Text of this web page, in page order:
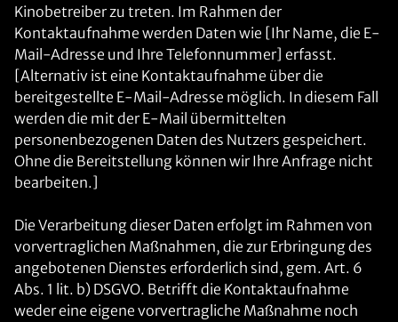
Kinobetreiber zu treten. Im Rahmen der
Kontaktaufnahme werden Daten wie [Ihr Name, die E-
Mail-Adresse und Ihre Telefonnummer] erfasst.
[Alternativ ist eine Kontaktaufnahme über die
bereitgestellte E-Mail-Adresse möglich. In diesem Fall
werden die mit der E-Mail übermittelten
personenbezogenen Daten des Nutzers gespeichert.
Ohne die Bereitstellung können wir Ihre Anfrage nicht
bearbeiten.]
Die Verarbeitung dieser Daten erfolgt im Rahmen von
vorvertraglichen Maßnahmen, die zur Erbringung des
angebotenen Dienstes erforderlich sind, gem. Art. 6
Abs. 1 lit. b) DSGVO. Betrifft die Kontaktaufnahme
weder eine eigene vorvertragliche Maßnahme noch